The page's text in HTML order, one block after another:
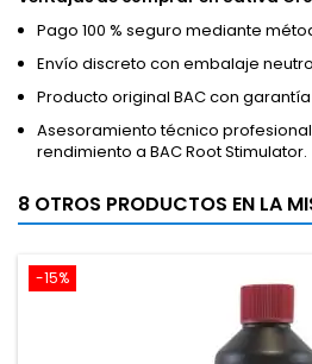
Pago 100 % seguro mediante
Envío discreto con embalaje
Producto original BAC con
Asesoramiento técnico
rendimiento a BAC Root Stimulator.
8 OTROS PRODUCTOS EN LA
-15%